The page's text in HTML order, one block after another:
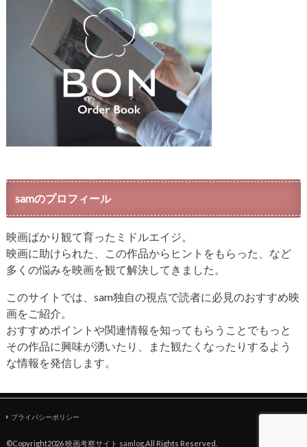
samのプロフィール
映画ばかり観て育ったミドルエイジ。
映画に助けられた、この作品からヒントをもらった、など
多くの悩みを映画を観て解決してきました。
このサイトでは、sam独自の視点で読者に必見のおすすめ映
画をご紹介。
おすすめポイントや関連情報を知ってもらうことでもっと
その作品に興味が湧いたり、また観たくなったりするよう
な情報を発信します。
プライバシーポリシー
©Copyright2026映画考察サイト samlog.All Rights Reserved.